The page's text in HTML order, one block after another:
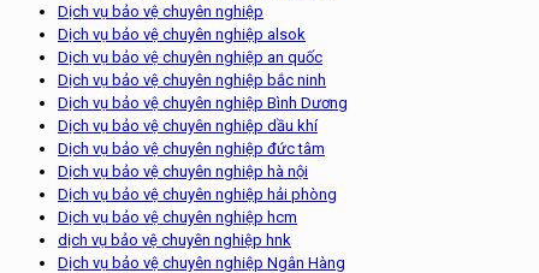
Dịch vụ bảo vệ chuyên nghiệp
Dịch vụ bảo vệ chuyên nghiệp alsok
Dịch vụ bảo vệ chuyên nghiệp an quốc
Dịch vụ bảo vệ chuyên nghiệp bắc ninh
Dịch vụ bảo vệ chuyên nghiệp Bình Dương
Dịch vụ bảo vệ chuyên nghiệp dầu khí
Dịch vụ bảo vệ chuyên nghiệp đức tâm
Dịch vụ bảo vệ chuyên nghiệp hà nội
Dịch vụ bảo vệ chuyên nghiệp hải phòng
Dịch vụ bảo vệ chuyên nghiệp hcm
dịch vụ bảo vệ chuyên nghiệp hnk
Dịch vụ bảo vệ chuyên nghiệp Ngân Hàng